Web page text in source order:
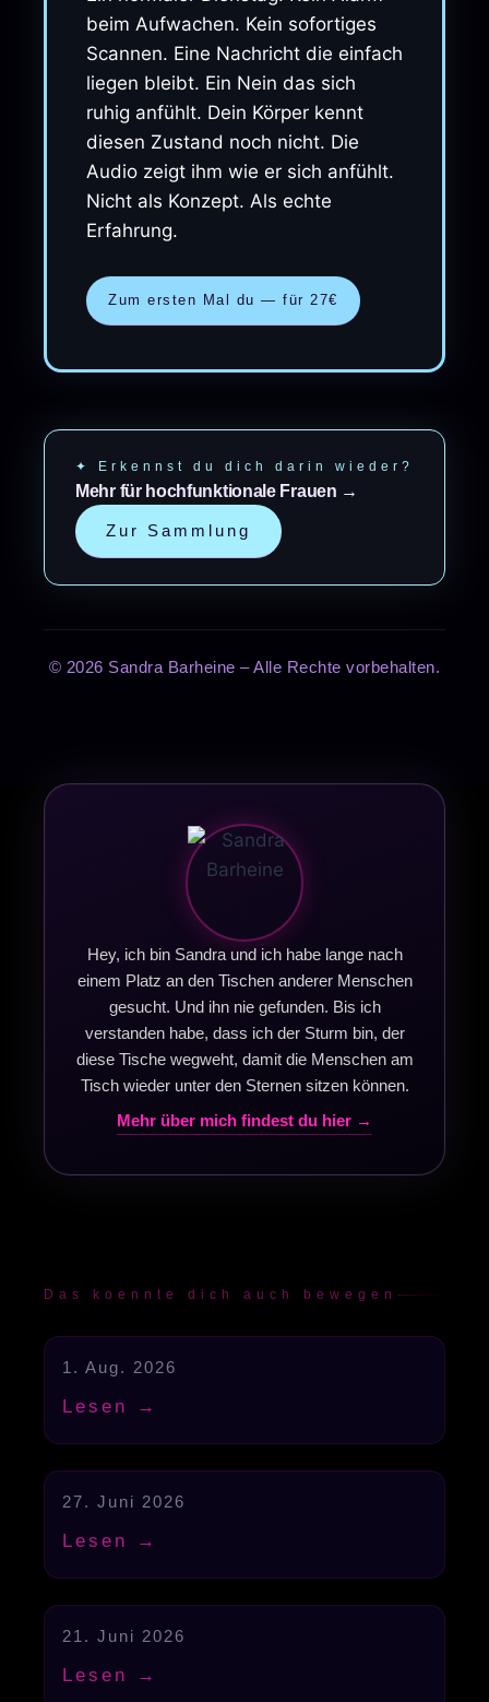
beim Aufwachen. Kein sofortiges
Scannen. Eine Nachricht die einfach
liegen bleibt. Ein Nein das sich
ruhig anfühlt. Dein Körper kennt
diesen Zustand noch nicht. Die
Audio zeigt ihm wie er sich anfühlt.
Nicht als Konzept. Als echte
Erfahrung.
Zum ersten Mal du — für 27€
✦ Erkennst du dich darin wieder?
Mehr für hochfunktionale Frauen →
Zur Sammlung
© 2026 Sandra Barheine – Alle Rechte vorbehalten.
Hey, ich bin Sandra und ich habe lange nach
einem Platz an den Tischen anderer Menschen
gesucht. Und ihn nie gefunden. Bis ich
verstanden habe, dass ich der Sturm bin, der
diese Tische wegweht, damit die Menschen am
Tisch wieder unter den Sternen sitzen können.
Mehr über mich findest du hier →
Das koennte dich auch bewegen
Hochfunktional
1. Aug. 2026
Lesen →
Hochfunktional
27. Juni 2026
Lesen →
Hochfunktional
21. Juni 2026
Lesen →